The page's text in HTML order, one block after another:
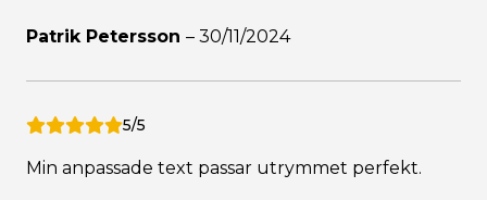
Patrik Petersson – 30/11/2024
5/5
Min anpassade text passar utrymmet perfekt.